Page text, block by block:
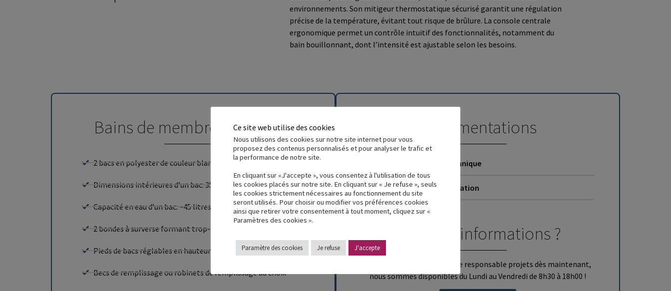
environnements. Son mitigeur thermostatique sécurisé garantit une régulation
précise de la température, évitant tout risque de brûlure. La console centrale
ergonomique permet un contrôle intuitif des fonctionnalités, notamment du
bain bouillonnant, dont l’intensité est ajustable selon les besoins.
Bains de membres inférieurs
2 bacs en polyester de couleur blanc
Dimensions intérieures d’un bac: 35cm x 62cm x 30cm
Capacité en eau d’un bac: ~45 litres
2 bondes à surverse formant trop-plein
Pieds de bacs réglables en hauteur
Becs de remplissage ou robinets de remplissage au choix
Documentations
Documentation technique
Technical documentation
Besoin d'informations ?
Vous pouvez contacter notre responsable projets dès maintenant,
nous sommes disponibles du Lundi au Vendredi de 8h30 à 18h00 !
Ce site web utilise des cookies
Nous utilisons des cookies sur notre site internet pour vous
proposez des contenus personnalisés et pour analyser le trafic et
la performance de notre site.
En cliquant sur «J'accepte », vous consentez à l'utilisation de tous
les cookies placés sur notre site. En cliquant sur « Je refuse », seuls
les cookies strictement nécessaires au fonctionnement du site
seront utilisés. Pour choisir ou modifier vos préférences cookies
ainsi que retirer votre consentement à tout moment, cliquez sur «
Paramètres des cookies ».
Paramètre des cookies Je refuse J'accepte